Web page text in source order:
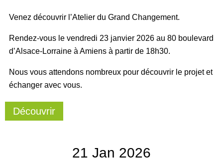
Venez découvrir l’Atelier du Grand Changement.
Rendez-vous le vendredi 23 janvier 2026 au 80 boulevard
d’Alsace-Lorraine à Amiens à partir de 18h30.
Nous vous attendons nombreux pour découvrir le projet et
échanger avec vous.
Découvrir
21 Jan 2026